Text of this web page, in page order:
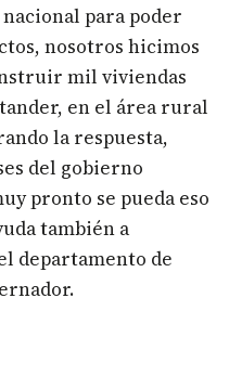
para poder
nosotros hicimos
mil viviendas
en el área rural
la respuesta,
del gobierno
pronto se pueda eso
también a
departamento de